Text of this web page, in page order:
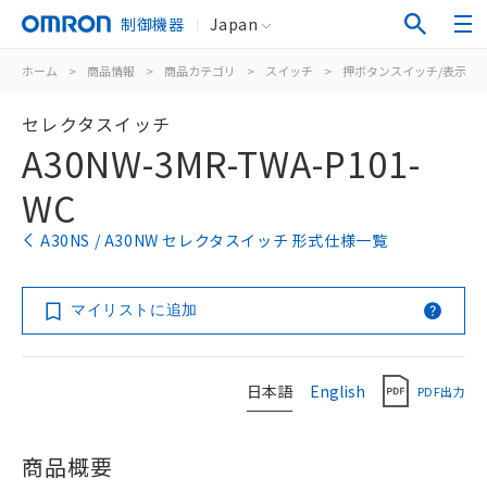
制御機器 Japan
ホーム > 商品情報 > 商品カテゴリ > スイッチ > 押ボタンスイッチ/表示灯
セレクタスイッチ
A30NW-3MR-TWA-P101-
WC
A30NS / A30NW セレクタスイッチ 形式仕様一覧
マイリストに追加
日本語 English PDF出力
商品概要